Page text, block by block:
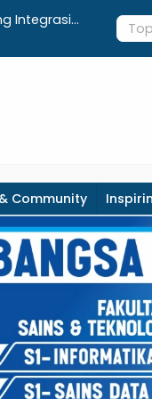
81 RI dan
Integrasi
Realisasi
Community